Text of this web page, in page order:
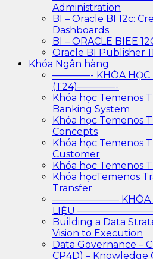
Administration
BI – Oracle BI 12c:
Dashboards
BI – ORACLE BIEE
Oracle BI Publisher
Khóa Ngân hàng
————- KHÓA HỌC
(T24)————-
Khóa học Temenos
Banking System
Khóa học Temenos
Concepts
Khóa học Temenos
Customer
Khóa học Temenos
Khóa họcTemenos
Transfer
——————— KHÓA
LIỆU ————————
Building a Data
Vision to Execution
Data Governance –
CP4D) – Knowledge